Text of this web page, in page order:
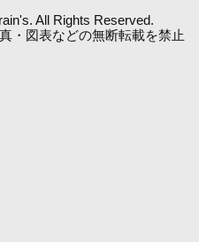
All Rights Reserved.
・図表などの無断転載を禁止